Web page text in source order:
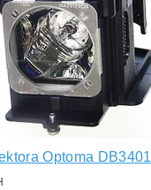
Optoma DB3401